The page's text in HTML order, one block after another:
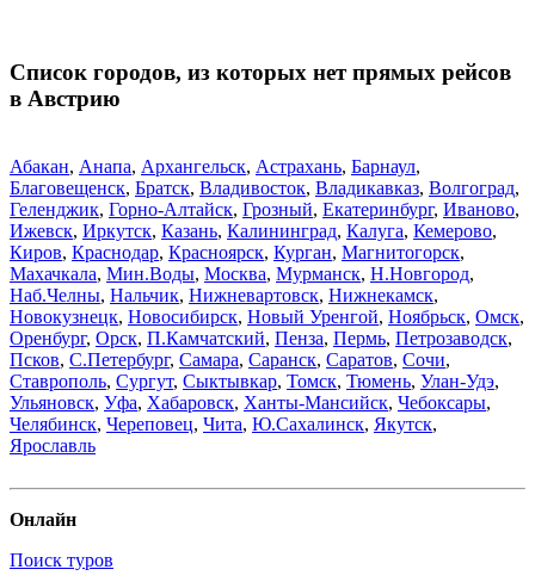
Список городов, из которых нет прямых рейсов
в Австрию
Абакан, Анапа, Архангельск, Астрахань, Барнаул,
Благовещенск, Братск, Владивосток, Владикавказ, Волгоград,
Геленджик, Горно-Алтайск, Грозный, Екатеринбург, Иваново,
Ижевск, Иркутск, Казань, Калининград, Калуга, Кемерово,
Киров, Краснодар, Красноярск, Курган, Магнитогорск,
Махачкала, Мин.Воды, Москва, Мурманск, Н.Новгород,
Наб.Челны, Нальчик, Нижневартовск, Нижнекамск,
Новокузнецк, Новосибирск, Новый Уренгой, Ноябрьск, Омск,
Оренбург, Орск, П.Камчатский, Пенза, Пермь, Петрозаводск,
Псков, С.Петербург, Самара, Саранск, Саратов, Сочи,
Ставрополь, Сургут, Сыктывкар, Томск, Тюмень, Улан-Удэ,
Ульяновск, Уфа, Хабаровск, Ханты-Мансийск, Чебоксары,
Челябинск, Череповец, Чита, Ю.Сахалинск, Якутск,
Ярославль
Онлайн
Поиск туров